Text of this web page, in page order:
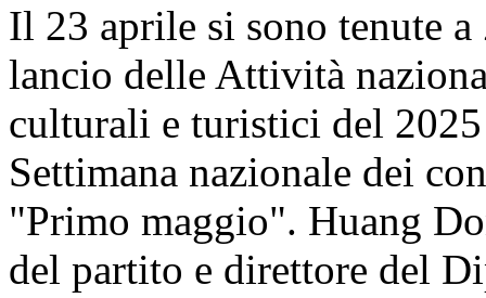
Il 23 aprile si sono tenute
lancio delle Attività
culturali e turistici del
Settimana nazionale dei
"Primo maggio". Huang
del partito e direttore del